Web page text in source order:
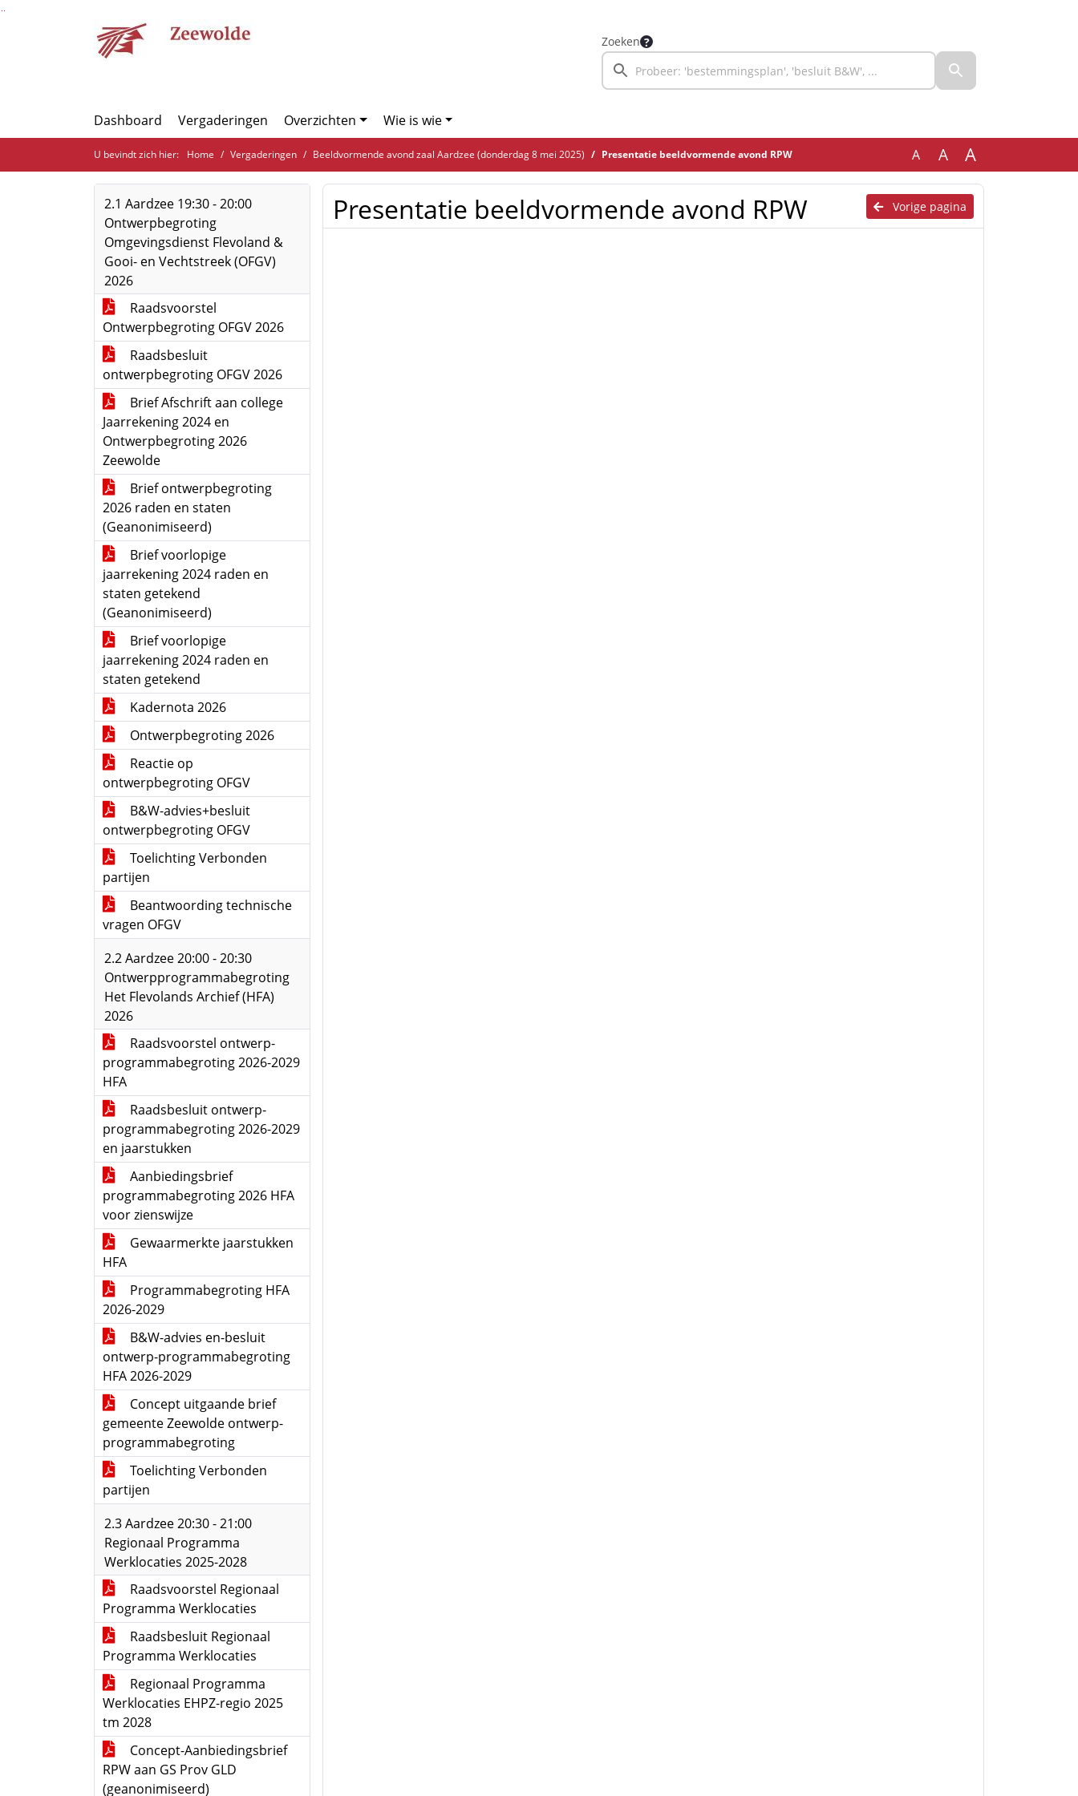
Ga naar de inhoud van deze pagina
Zoeken
Dashboard Vergaderingen Overzichten Wie is wie
U bevindt zich hier: Home Vergaderingen Beeldvormende avond zaal Aardzee (donderdag 8 mei 2025) Presentatie beeldvormende avond RPW A A A
2.1 Aardzee 19:30 - 20:00
Ontwerpbegroting
Omgevingsdienst Flevoland &
Gooi- en Vechtstreek (OFGV)
2026
Raadsvoorstel
Ontwerpbegroting OFGV 2026
Raadsbesluit
ontwerpbegroting OFGV 2026
Brief Afschrift aan college
Jaarrekening 2024 en
Ontwerpbegroting 2026
Zeewolde
Brief ontwerpbegroting
2026 raden en staten
(Geanonimiseerd)
Brief voorlopige
jaarrekening 2024 raden en
staten getekend
(Geanonimiseerd)
Brief voorlopige
jaarrekening 2024 raden en
staten getekend
Kadernota 2026
Ontwerpbegroting 2026
Reactie op
ontwerpbegroting OFGV
B&W-advies+besluit
ontwerpbegroting OFGV
Toelichting Verbonden
partijen
Beantwoording technische
vragen OFGV
2.2 Aardzee 20:00 - 20:30
Ontwerpprogrammabegroting
Het Flevolands Archief (HFA)
2026
Raadsvoorstel ontwerp-
programmabegroting 2026-2029
HFA
Raadsbesluit ontwerp-
programmabegroting 2026-2029
en jaarstukken
Aanbiedingsbrief
programmabegroting 2026 HFA
voor zienswijze
Gewaarmerkte jaarstukken
HFA
Programmabegroting HFA
2026-2029
B&W-advies en-besluit
ontwerp-programmabegroting
HFA 2026-2029
Concept uitgaande brief
gemeente Zeewolde ontwerp-
programmabegroting
Toelichting Verbonden
partijen
2.3 Aardzee 20:30 - 21:00
Regionaal Programma
Werklocaties 2025-2028
Raadsvoorstel Regionaal
Programma Werklocaties
Raadsbesluit Regionaal
Programma Werklocaties
Regionaal Programma
Werklocaties EHPZ-regio 2025
tm 2028
Concept-Aanbiedingsbrief
RPW aan GS Prov GLD
(geanonimiseerd)
Vorige pagina
Presentatie beeldvormende avond RPW